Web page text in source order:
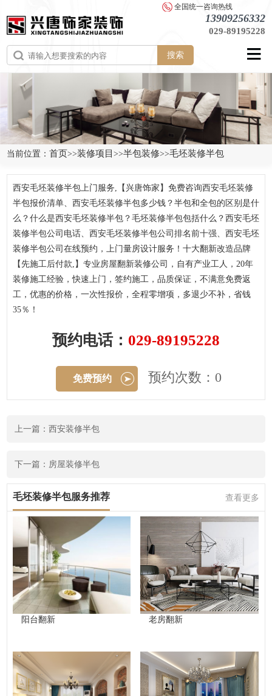
全国统一咨询热线
13909256332
029-89195228
搜索
当前位置：首页>>装修项目>>半包装修>>毛坯装修半包
西安毛坯装修半包上门服务,【兴唐饰家】免费咨询西安毛坯装修
半包报价清单、西安毛坯装修半包多少钱？半包和全包的区别是什
么？什么是西安毛坯装修半包？毛坯装修半包包括什么？西安毛坯
装修半包公司电话、西安毛坯装修半包公司排名前十强、西安毛坯
装修半包公司在线预约，上门量房设计服务！十大翻新改造品牌
【先施工后付款,】专业房屋翻新装修公司，自有产业工人，20年
装修施工经验，快速上门，签约施工，品质保证，不满意免费返
工，优惠的价格，一次性报价，全程零增项，多退少不补，省钱
35％！
预约电话： 029-89195228
免费预约 预约次数：0
上一篇：西安装修半包
下一篇：房屋装修半包
毛坯装修半包服务推荐 查看更多
阳台翻新 老房翻新